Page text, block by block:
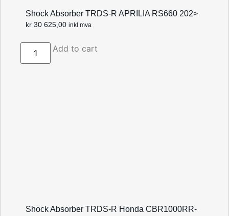
Shock Absorber TRDS-R APRILIA RS660 202>
kr 30 625,00 inkl mva
Add to cart
Shock Absorber TRDS-R Honda CBR1000RR-